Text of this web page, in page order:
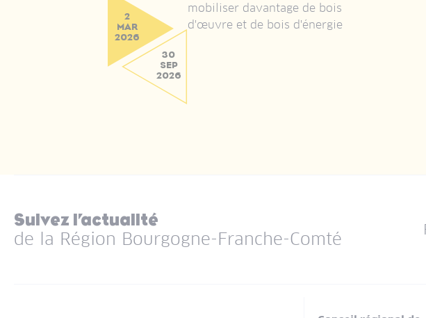
2
MAR
2026
30
SEP
2026
mobiliser davantage de bois
d'œuvre et de bois d'énergie
Suivez l’actualité
de la Région Bourgogne-Franche-Comté